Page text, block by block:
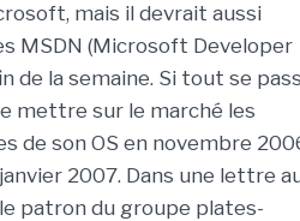
mais il devrait aussi
MSDN (Microsoft Developer
de la semaine. Si tout se
mettre sur le marché les
de son OS en novembre
2007. Dans une lettre
patron du groupe plates-